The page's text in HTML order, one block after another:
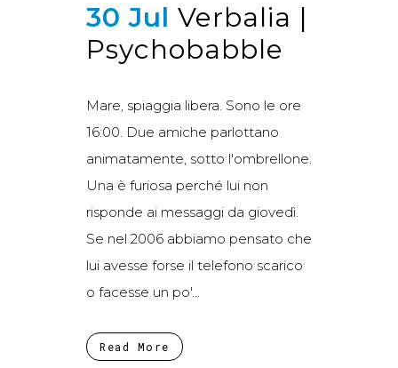
30 Jul Verbalia |
Psychobabble
Mare, spiaggia libera. Sono le ore
16:00. Due amiche parlottano
animatamente, sotto l'ombrellone.
Una è furiosa perché lui non
risponde ai messaggi da giovedì.
Se nel 2006 abbiamo pensato che
lui avesse forse il telefono scarico
o facesse un po'...
Read More